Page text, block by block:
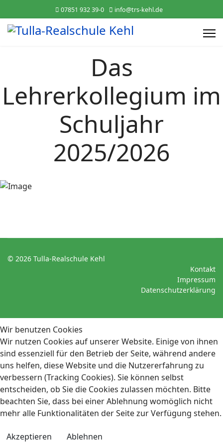
07851 932 39-0 info@trs-kehl.de
Das
Lehrerkollegium im
Schuljahr
2025/2026
© 2026 Tulla-Realschule Kehl
Kontakt
Impressum
Datenschutzerklärung
Wir benutzen Cookies
Wir nutzen Cookies auf unserer Website. Einige von ihnen
sind essenziell für den Betrieb der Seite, während andere
uns helfen, diese Website und die Nutzererfahrung zu
verbessern (Tracking Cookies). Sie können selbst
entscheiden, ob Sie die Cookies zulassen möchten. Bitte
beachten Sie, dass bei einer Ablehnung womöglich nicht
mehr alle Funktionalitäten der Seite zur Verfügung stehen.
Akzeptieren Ablehnen